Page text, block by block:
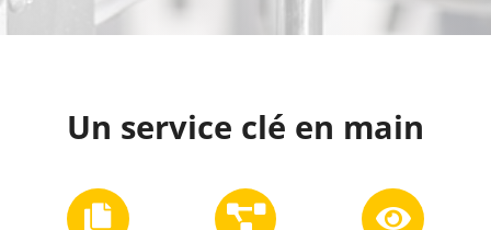
Un service clé en main